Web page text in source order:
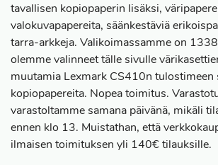
tavallisen kopiopaperin lisäksi,
valokuvapapereita, säänkestäviä
tarra-arkkeja. Valikoimassamme on
olemme valinneet tälle sivulle
muutamia Lexmark CS410n
kopiopapereita. Nopea toimitus.
varastoltamme samana päivänä, mikäli
ennen klo 13. Muistathan, että
ilmaisen toimituksen yli 140€ tilauksille.